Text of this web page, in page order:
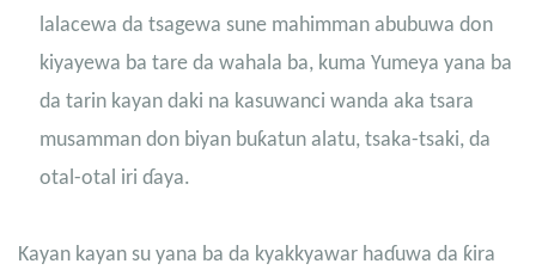
lalacewa da tsagewa sune mahimman abubuwa don
kiyayewa ba tare da wahala ba, kuma Yumeya yana ba
da tarin kayan daki na kasuwanci wanda aka tsara
musamman don biyan buƙatun alatu, tsaka-tsaki, da
otal-otal iri ɗaya.
Kayan kayan su yana ba da kyakkyawar haɗuwa da ƙira